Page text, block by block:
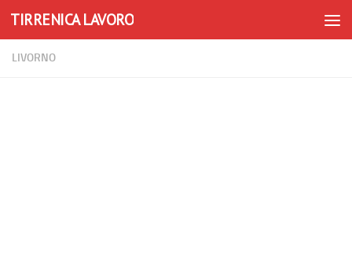
Skip to content
TIRRENICA LAVORO
LIVORNO